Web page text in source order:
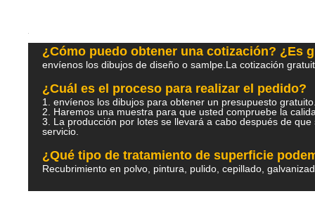
¿Cómo puedo obtener una cotización? ¿Es
envíenos los dibujos de diseño o samlpe.La cotización
¿Cuál es el proceso para realizar el pedido?
1. envíenos los dibujos para obtener un presupuesto
2. Haremos una muestra para que usted compruebe la
3. La producción por lotes se llevará a cabo después de
servicio.
¿Qué tipo de tratamiento de superficie
Recubrimiento en polvo, pintura, pulido, cepillado,